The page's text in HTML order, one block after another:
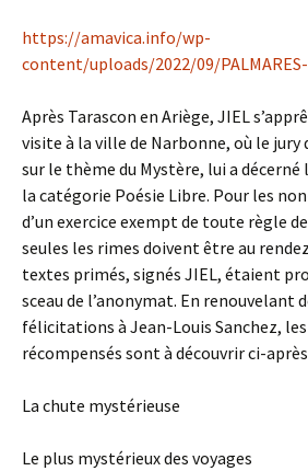
https://amavica.info/wp-
content/uploads/2022/09/
Après Tarascon en Ariège, JIEL
visite à la ville de Narbonne, où le jury
sur le thème du Mystère, lui a décerné
la catégorie Poésie Libre. Pour les
d’un exercice exempt de toute règle
seules les rimes doivent être au
textes primés, signés JIEL, étaient
sceau de l’anonymat. En renouvelant
félicitations à Jean-Louis Sanchez,
récompensés sont à découvrir ci-après
La chute mystérieuse
Le plus mystérieux des voyages